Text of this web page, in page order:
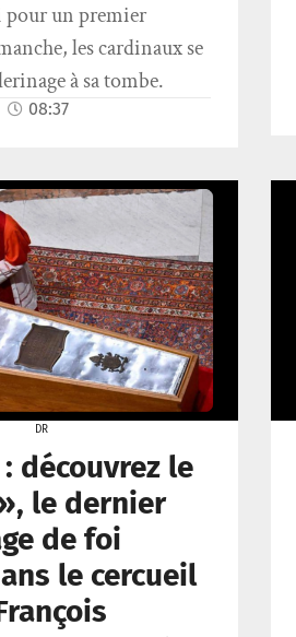
un premier
les cardinaux se
à sa tombe.
08:37
DR
: découvrez le
le dernier
de foi
le cercueil